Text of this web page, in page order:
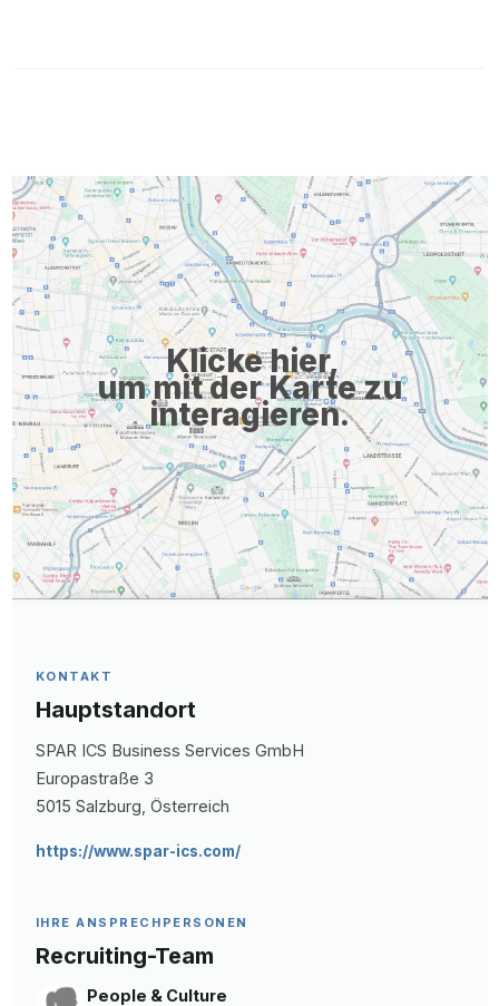
Klicke hier,
um mit der Karte zu
interagieren.
KONTAKT
Hauptstandort
SPAR ICS Business Services GmbH
Europastraße 3
5015 Salzburg , Österreich
https://www.spar-ics.com/
IHRE ANSPRECHPERSONEN
Recruiting-Team
People & Culture